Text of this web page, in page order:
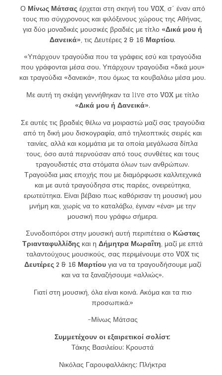
Ο Μίνως Μάτσαςέρχεται στη σκηνή του VOX, σ΄ έναν από
τους πιο σύγχρονους και φιλόξενους χώρους της Αθήνας,
για δύο μοναδικές μουσικές βραδιές με τίτλο «Δικά μου ή
Δανεικά», τις Δευτέρες2 & 16 Μαρτίου.
«Υπάρχουν τραγούδια που τα γράφεις εσύ και τραγούδια
που γράφονται μέσα σου. Υπάρχουν τραγούδια «δικά μου»
και τραγούδια «δανεικά», που όμως τα κουβαλάω μέσα μου.
Με αυτή τη σκέψη γεννήθηκαν τα live στοVOX με τίτλο
«Δικά μου ή Δανεικά».
Σε αυτές τις βραδιές θέλω να μοιραστώ μαζί σας τραγούδια
από τη δική μου δισκογραφία, από τηλεοπτικές σειρές και
ταινίες, αλλά και κομμάτια με τα οποία μεγάλωσα δίπλα
τους, όσο αυτά περνούσαν από τους συνθέτες και τους
τραγουδιστές στα στόματα όλων των ανθρώπων.
Τραγούδια μιας εποχής που με διαμόρφωσε καλλιτεχνικά
και με αυτά τραγούδησα στις παρέες, ονειρεύτηκα,
ερωτεύτηκα. Είναι βέβαιο πως καθόρισαν τη μουσική μου
μνήμη και, χωρίς να το καταλάβω, έγιναν «ένα» με την
μουσική που γράφω σήμερα.
Συνοδοιπόροι στην μουσική αυτή περιπέτεια ο Κώστας
Τριανταφυλλίδης και ηΔήμητρα Μωραΐτη, μαζί με επτά
ταλαντούχους μουσικούς, σας περιμένουμε στοVOXτις
Δευτέρες 2 & 16 Μαρτίουγια να τα τραγουδήσουμε μαζί
και να τα ξαναζήσουμε «αλλιώς».
Γιατί στη μουσική, όλα είναι κοινά. Ακόμα και τα πιο
προσωπικά.»
-Μίνως Μάτσας
Συμμετέχουν οι εξαιρετικοί σολίστ:
Τάκης Βασιλείου: Κρουστά
Νικόλας Γαρουφαλλάκης: Πλήκτρα